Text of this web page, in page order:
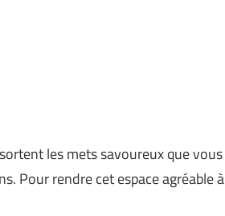
les mets savoureux que vous
Pour rendre cet espace agréable à